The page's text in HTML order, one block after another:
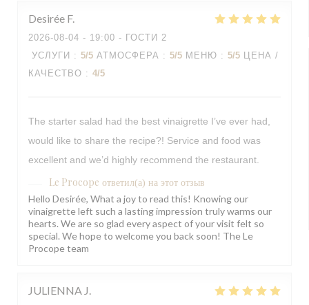
Desirée F
2026-08-04 - 19:00 - ГОСТИ 2
УСЛУГИ : 5/5 АТМОСФЕРА : 5/5 МЕНЮ : 5/5 ЦЕНА /
КАЧЕСТВО : 4/5
The starter salad had the best vinaigrette I’ve ever had,
would like to share the recipe?! Service and food was
excellent and we’d highly recommend the restaurant.
Le Procope ответил(а) на этот отзыв
Hello Desirée, What a joy to read this! Knowing our
vinaigrette left such a lasting impression truly warms our
hearts. We are so glad every aspect of your visit felt so
special. We hope to welcome you back soon! The Le
Procope team
JULIENNA J